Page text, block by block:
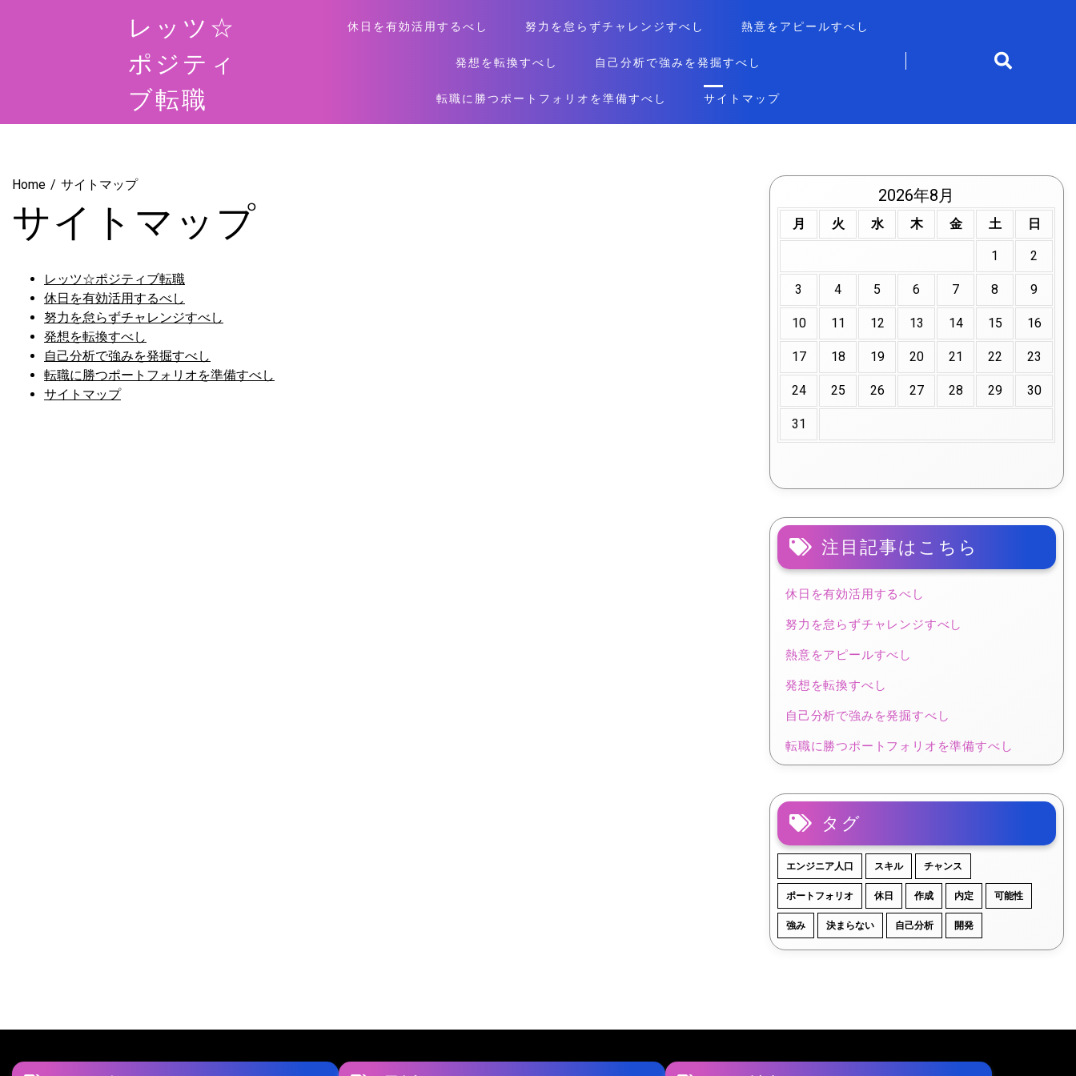
レッツ☆
ポジティ
ブ転職
休日を有効活用するべし 努力を怠らずチャレンジすべし 熱意をアピールすべし
発想を転換すべし 自己分析で強みを発掘すべし
転職に勝つポートフォリオを準備すべし サイトマップ
Home サイトマップ
サイトマップ
レッツ☆ポジティブ転職
休日を有効活用するべし
努力を怠らずチャレンジすべし
発想を転換すべし
自己分析で強みを発掘すべし
転職に勝つポートフォリオを準備すべし
サイトマップ
2026年8月
月 火 水 木 金 土 日
1 2
3 4 5 6 7 8 9
10 11 12 13 14 15 16
17 18 19 20 21 22 23
24 25 26 27 28 29 30
31
注目記事はこちら
休日を有効活用するべし
努力を怠らずチャレンジすべし
熱意をアピールすべし
発想を転換すべし
自己分析で強みを発掘すべし
転職に勝つポートフォリオを準備すべし
タグ
エンジニア人口 スキル チャンス
ポートフォリオ 休日 作成 内定 可能性
強み 決まらない 自己分析 開発